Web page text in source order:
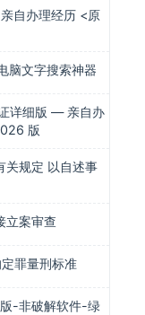
自办理经历 <原
脑文字搜索神器
详细版 — 亲自办
版
关规定 以自述事
立案审查
罪量刑标准
-非破解软件-绿